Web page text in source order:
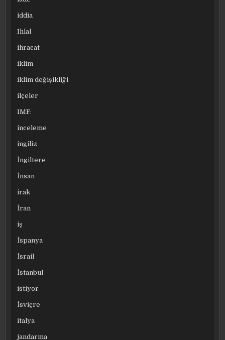
iddia
Ihlal
ihracat
iklim
iklim değişikliği
ilçeler
IMF:
inceleme
ingiliz
İngiltere
İnsan
irak
İran
iş
İspanya
İsrail
İstanbul
istiyor
İsviçre
italya
jandarma